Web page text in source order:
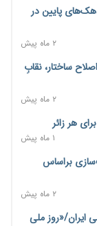
شد؛ افت ۲۵ درصدی تیراژ ایران‌خودرو،
۱ روز پیش
کالاهای
۱ روز پیش
روز عمیق‌تر
۱ روز پیش
پرداخت
دهک‌های پایین در
۲ ماه پیش
ساختار، نقابِ
۲ ماه پیش
۱ ماه پیش
براساس
۲ ماه پیش
ایران/«روز ملی